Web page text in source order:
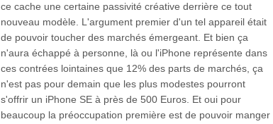
ce cache une certaine passivité créative derrière ce tout
nouveau modèle. L'argument premier d'un tel appareil était
de pouvoir toucher des marchés émergeant. Et bien ça
n'aura échappé à personne, là ou l'iPhone représente dans
ces contrées lointaines que 12% des parts de marchés, ça
n'est pas pour demain que les plus modestes pourront
s'offrir un iPhone SE à près de 500 Euros. Et oui pour
beaucoup la préoccupation première est de pouvoir manger